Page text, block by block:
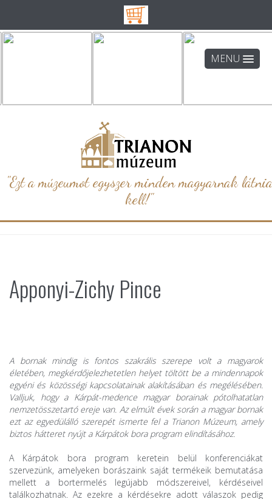
MENU
"Ezt a múzeumot egyszer minden magyarnak látnia
kell!"
Apponyi-Zichy Pince
A bornak mindig is fontos szakrális szerepe volt a magyarok
életében, megkérdőjelezhetetlen helyet töltött be a mindennapok
egyéni és közösségi kapcsolatainak alakításában és megélésében.
Valljuk, hogy a Kárpát-medence magyar borainak pótolhatatlan
nemzetösszetartó ereje van. Az elmúlt évek során a magyar bornak
ezt az egyedülálló szerepét ismerte fel a Trianon Múzeum, amely
biztos hátteret nyújt a Kárpátok boraprogram elindításához.
A Kárpátok bora program keretein belül konferenciákat
szervezünk, amelyeken borászaink saját termékeik bemutatása
mellett a bortermelés legújabb módszereivel, kérdéseivel
találkozhatnak. Az ezekre a kérdésekre adott válaszok pedig